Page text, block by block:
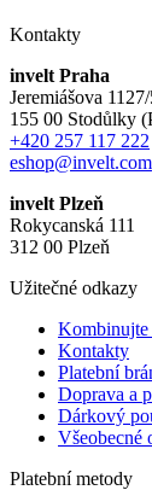
Kontakty
invelt Praha
Jeremiášova
155 00 Stodůlky
+420 257 117 222
eshop@invelt.com
invelt Plzeň
Rokycanská 111
312 00 Plzeň
Užitečné odkazy
Kontakty
Platební
Doprava a
Dárkový
Všeobecné
Platební metody